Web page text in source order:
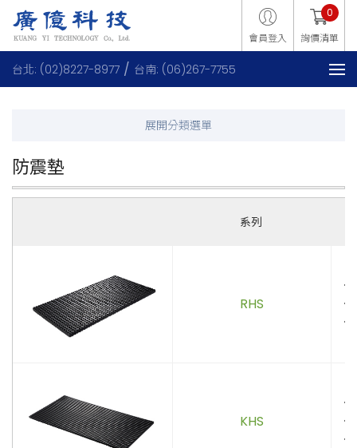
會員登入 詢價清單
0
台北: (02)8227-8977 台南: (06)267-7755
防震墊
系列
RHS
KHS
．